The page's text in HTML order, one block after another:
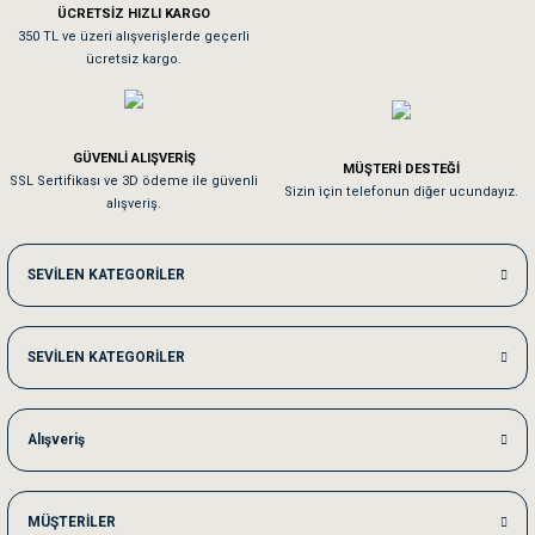
Sa**** On******
Kedilerim beğeniyorlar. Memnunuz. Uygun fiyatta olması iyi.
Me***** Ya******
Akşam verdiğim sipariş bir sonraki gün elime ulaştı. Jack russell köpeğim
Ka***** Ar******
Ufak bir sorun harici sorun olmadı sağolsunlar onuda hemen çözdüler
ÜCRETSİZ HIZLI KARGO
350 TL ve üzeri alışverişlerde geçerli
ücretsiz kargo.
GÜVENLİ ALIŞVERİŞ
SSL Sertifikası ve 3D ödeme ile güvenli
alışveriş.
MÜŞTERİ DESTEĞİ
Sizin için telefonun diğer ucundayız.
SEVİLEN KATEGORİLER
SEVİLEN KATEGORİLER
Alışveriş
MÜŞTERİLER